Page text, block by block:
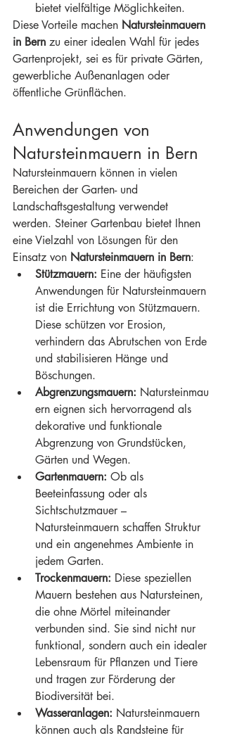
bietet vielfältige Möglichkeiten.
Diese Vorteile machen Natursteinmauern
in Bern zu einer idealen Wahl für jedes
Gartenprojekt, sei es für private Gärten,
gewerbliche Außenanlagen oder
öffentliche Grünflächen.
Anwendungen von
Natursteinmauern in Bern
Natursteinmauern können in vielen
Bereichen der Garten- und
Landschaftsgestaltung verwendet
werden. Steiner Gartenbau bietet Ihnen
eine Vielzahl von Lösungen für den
Einsatz von Natursteinmauern in Bern:
Stützmauern: Eine der häufigsten
Anwendungen für Natursteinmauern
ist die Errichtung von Stützmauern.
Diese schützen vor Erosion,
verhindern das Abrutschen von Erde
und stabilisieren Hänge und
Böschungen.
Abgrenzungsmauern: Natursteinmau
ern eignen sich hervorragend als
dekorative und funktionale
Abgrenzung von Grundstücken,
Gärten und Wegen.
Gartenmauern: Ob als
Beeteinfassung oder als
Sichtschutzmauer –
Natursteinmauern schaffen Struktur
und ein angenehmes Ambiente in
jedem Garten.
Trockenmauern: Diese speziellen
Mauern bestehen aus Natursteinen,
die ohne Mörtel miteinander
verbunden sind. Sie sind nicht nur
funktional, sondern auch ein idealer
Lebensraum für Pflanzen und Tiere
und tragen zur Förderung der
Biodiversität bei.
Wasseranlagen: Natursteinmauern
können auch als Randsteine für